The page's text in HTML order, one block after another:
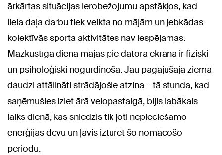
ārkārtas situācijas ierobežojumu apstākļos, kad
liela daļa darbu tiek veikta no mājām un jebkādas
kolektīvās sporta aktivitātes nav iespējamas.
Mazkustīga diena mājās pie datora ekrāna ir fiziski
un psiholoģiski nogurdinoša. Jau pagājušajā ziemā
daudzi attālināti strādājošie atzina – tā stunda, kad
saņēmušies iziet ārā velopastaigā, bijis labākais
laiks dienā, kas sniedzis tik ļoti nepieciešamo
enerģijas devu un ļāvis izturēt šo nomācošo
periodu.